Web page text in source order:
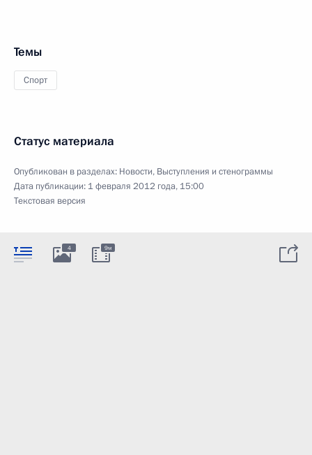
Темы
Спорт
Статус материала
Опубликован в разделах: Новости, Выступления и стенограммы
Дата публикации: 1 февраля 2012 года, 15:00
Текстовая версия
4 9м